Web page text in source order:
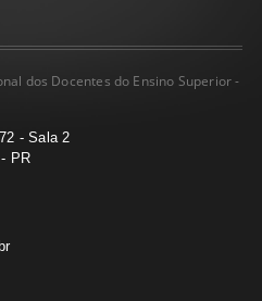
dos Docentes do Ensino Superior -
- Sala 2
PR